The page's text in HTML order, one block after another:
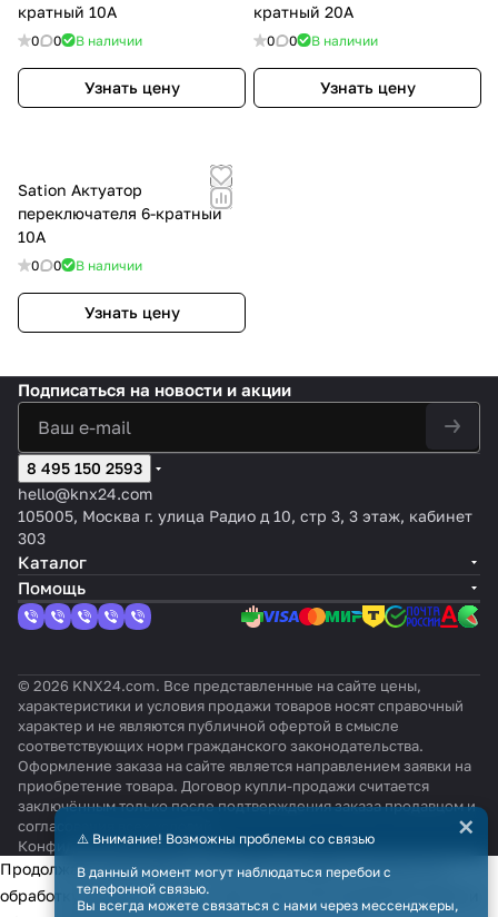
кратный 10A
0 0 В наличии
Узнать цену
кратный 20A
0 0 В наличии
Узнать цену
Sation Актуатор
переключателя 6-кратный
10A
0 0 В наличии
Узнать цену
Подписаться на новости и акции
8 495 150 2593
hello@knx24.com
105005, Москва г. улица Радио д 10, стр 3, 3 этаж, кабинет
303
Каталог
Помощь
© 2026 KNX24.com. Все представленные на сайте цены,
характеристики и условия продажи товаров носят справочный
характер и не являются публичной офертой в смысле
соответствующих норм гражданского законодательства.
Оформление заказа на сайте является направлением заявки на
приобретение товара. Договор купли-продажи считается
заключённым только после подтверждения заказа продавцом и
согласования всех условий.
КонфиденциальностьОферта
⚠️ Внимание! Возможны проблемы со связью
В данный момент могут наблюдаться перебои с
телефонной связью.
Вы всегда можете связаться с нами через мессенджеры,
×
Продолжая использовать наш сайт, вы даёте согласие на
обработку файлов cookie в целях функционирования сайта и